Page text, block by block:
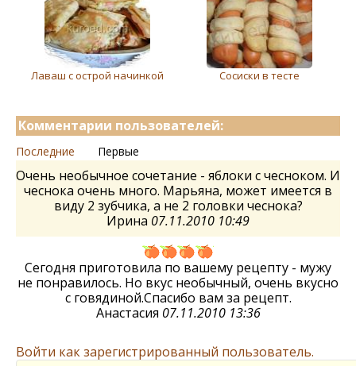
Лаваш с острой начинкой Сосиски в тесте
Комментарии пользователей:
Последние Первые
Очень необычное сочетание - яблоки с чесноком. И
чеснока очень много. Марьяна, может имеется в
виду 2 зубчика, а не 2 головки чеснока?
Ирина 07.11.2010 10:49
Сегодня приготовила по вашему рецепту - мужу
не понравилось. Но вкус необычный, очень вкусно
с говядиной.Спасибо вам за рецепт.
Анастасия 07.11.2010 13:36
Войти как зарегистрированный пользователь.